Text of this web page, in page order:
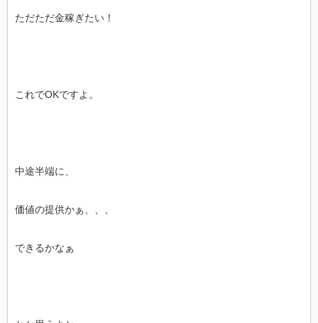
ただただ金稼ぎたい！
これでOKですよ。
中途半端に、
価値の提供かぁ、、、
できるかなぁ